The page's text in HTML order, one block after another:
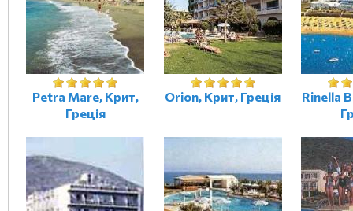
Petra Mare, Крит,
Греція
Orion, Крит, Греція
Rinella